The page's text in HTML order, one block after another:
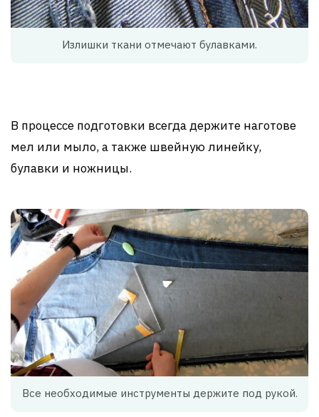
Излишки ткани отмечают булавками.
В процессе подготовки всегда держите наготове
мел или мыло, а также швейную линейку,
булавки и ножницы.
Все необходимые инструменты держите под рукой.